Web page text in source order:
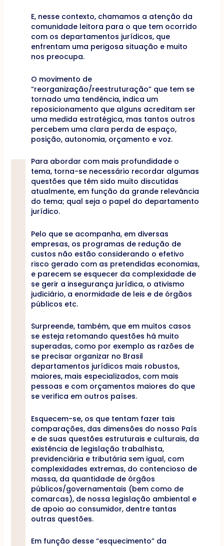
E, nesse contexto, chamamos a atenção da
comunidade leitora para o que tem ocorrido
com os departamentos jurídicos, que
enfrentam uma perigosa situação e muito
nos preocupa.
O movimento de
“reorganização/reestruturação” que tem se
tornado uma tendência, indica um
reposicionamento que alguns acreditam ser
uma medida estratégica, mas tantos outros
percebem uma clara perda de espaço,
posição, autonomia, orçamento e voz.
Para abordar com mais profundidade o
tema, torna-se necessário recordar algumas
questões que têm sido muito discutidas
atualmente, em função da grande relevância
do tema; qual seja o papel do departamento
jurídico.
Pelo que se acompanha, em diversas
empresas, os programas de redução de
custos não estão considerando o efetivo
risco gerado com as pretendidas economias,
e parecem se esquecer da complexidade de
se gerir a insegurança jurídica, o ativismo
judiciário, a enormidade de leis e de órgãos
públicos etc.
Surpreende, também, que em muitos casos
se esteja retomando questões há muito
superadas, como por exemplo as razões de
se precisar organizar no Brasil
departamentos jurídicos mais robustos,
maiores, mais especializados, com mais
pessoas e com orçamentos maiores do que
se verifica em outros países.
Esquecem-se, os que tentam fazer tais
comparações, das dimensões do nosso País
e de suas questões estruturais e culturais, da
existência de legislação trabalhista,
previdenciária e tributária sem igual, com
complexidades extremas, do contencioso de
massa, da quantidade de órgãos
públicos/governamentais (bem como de
comarcas), de nossa legislação ambiental e
de apoio ao consumidor, dentre tantas
outras questões.
Em função desse “esquecimento” da